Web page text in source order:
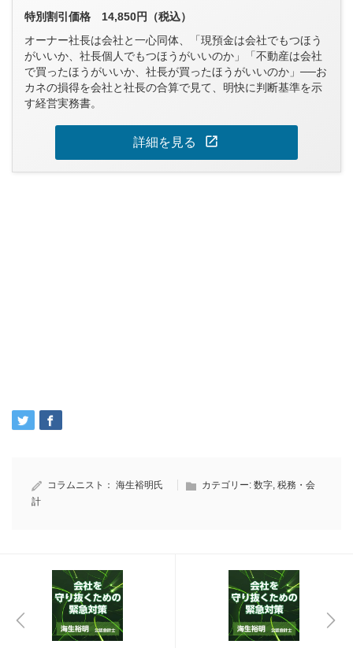
特別割引価格 14,850円（税込）
オーナー社長は会社と一心同体、「現預金は会社でもつほう
がいいか、社長個人でもつほうがいいのか」「不動産は会社
で買ったほうがいいか、社長が買ったほうがいいのか」──お
カネの損得を会社と社長の合算で見て、明快に判断基準を示
す経営実務書。
詳細を見る open_in_new
コラムニスト： 海生裕明氏 カテゴリー: 数字 税務・会
計